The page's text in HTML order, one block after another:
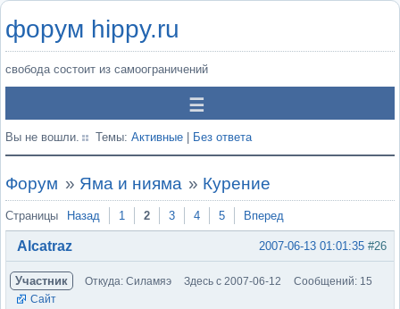
форум hippy.ru
свобода состоит из самоограничений
Вы не вошли. Темы: Активные Без ответа
Форум » Яма и нияма » Курение
Страницы Назад 1 2 3 4 5 Вперед
#26
2007-06-13 01:01:35
Alcatraz
Участник Откуда: Силамяэ Здесь с 2007-06-12
Сообщений: 15
Сайт